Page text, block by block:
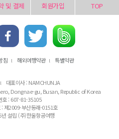
및 결제 회원가입 TOP
침 l 해외여행약관 l 특별약관
l
대표이사 : NAMCHUNJA
Dongnae-gu, Busan, Republic of Korea
호 : 607-81-35105
제2009-부산동래-0151호
설립 (주)한울항공여행